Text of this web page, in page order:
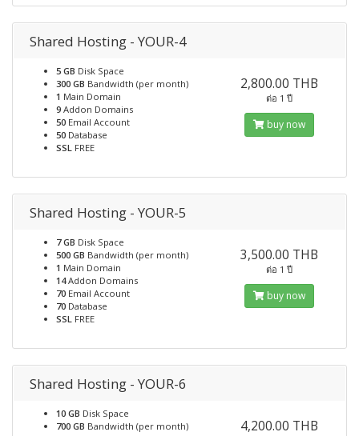
Shared Hosting - YOUR-4
5 GB Disk Space
300 GB Bandwidth (per month)
1 Main Domain
9 Addon Domains
50 Email Account
50 Database
SSL FREE
2,800.00 THB
ต่อ 1 ปี
buy now
Shared Hosting - YOUR-5
7 GB Disk Space
500 GB Bandwidth (per month)
1 Main Domain
14Addon Domains
70 Email Account
70 Database
SSL FREE
3,500.00 THB
ต่อ 1 ปี
buy now
Shared Hosting - YOUR-6
10 GB Disk Space
700 GB Bandwidth (per month)
4,200.00 THB